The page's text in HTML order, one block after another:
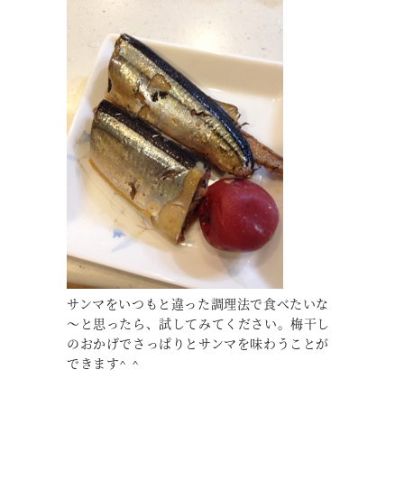
サンマをいつもと違った調理法で食べたいな
～と思ったら、試してみてください。梅干し
のおかげでさっぱりとサンマを味わうことが
できます^ ^